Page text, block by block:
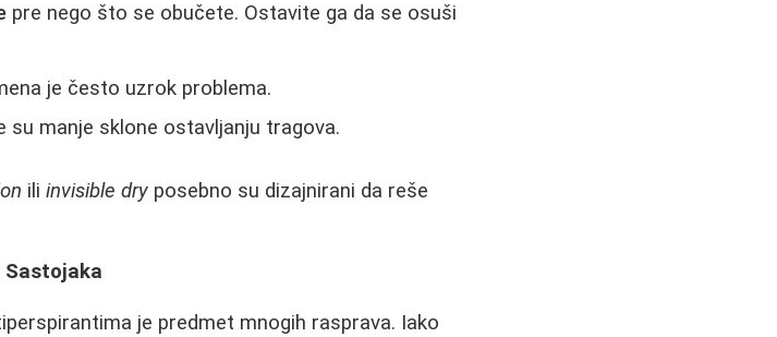
pre nego što se obučete. Ostavite ga da se osuši
je često uzrok problema.
su manje sklone ostavljanju tragova.
iliinvisible dry posebno su dizajnirani da reše
Sastojaka
je predmet mnogih rasprava. Iako